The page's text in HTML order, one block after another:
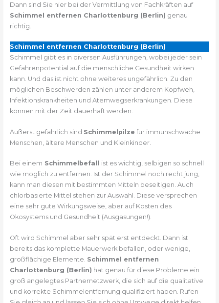
Dann sind Sie hier bei der Vermittlung von Fachkräften auf
Schimmel entfernen Charlottenburg (Berlin) genau
richtig.
Schimmel entfernen Charlottenburg (Berlin)
Schimmel gibt es in diversen Ausführungen, wobei jeder sein
Gefahrenpotential auf die menschliche Gesundheit wirken
kann. Und das ist nicht ohne weiteres ungefährlich. Zu den
möglichen Beschwerden zählen unter anderem Kopfweh,
Infektionskrankheiten und Atemwegserkrankungen. Diese
können mit der Zeit dauerhaft werden.
Äußerst gefährlich sind Schimmelpilze für immunschwache
Menschen, ältere Menschen und Kleinkinder.
Bei einem Schimmelbefall ist es wichtig, selbigen so schnell
wie möglich zu entfernen. Ist der Schimmel noch recht jung,
kann man diesen mit bestimmten Mitteln beseitigen. Auch
chlorbasierte Mittel stehen zur Auswahl. Diese versprechen
eine sehr gute Wirkungsweise, aber auf Kosten des
Ökosystems und Gesundheit (Ausgasungen!).
Oft wird Schimmel aber sehr spät erst entdeckt. Dann ist
bereits das komplette Mauerwerk befallen, oder wenige,
großflächige Elemente. Schimmel entfernen
Charlottenburg (Berlin) hat genau für diese Probleme ein
groß angelegtes Partnernetzwerk, die sich auf die qualitative
und korrekte Schimmelentfernung qualifiziert haben. Rufen